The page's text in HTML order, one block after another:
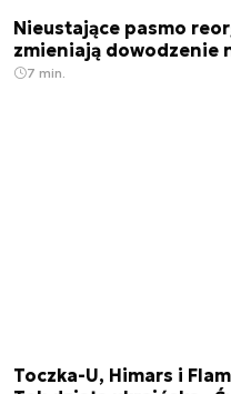
Nieustające pasmo
zmieniają dowodzenie
7 min.
Toczka-U, Himars i